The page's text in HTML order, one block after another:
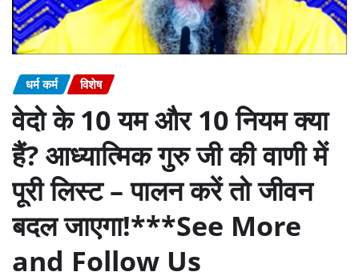
धर्म कर्म विशेष
वेदो के 10 यम और 10 नियम क्या
हैं? आध्यात्मिक गुरु जी की वाणी में
पूरी लिस्ट – पालन करें तो जीवन
बदल जाएगा!***See More
and Follow Us